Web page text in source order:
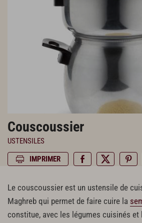
Couscoussier
USTENSILES
IMPRIMER
Le couscoussier est un ustensile de
Maghreb qui permet de faire cuire la
constitue, avec les légumes cuisinés et